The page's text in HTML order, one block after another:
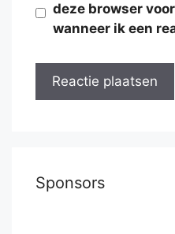
deze browser
wanneer ik een
Sponsors